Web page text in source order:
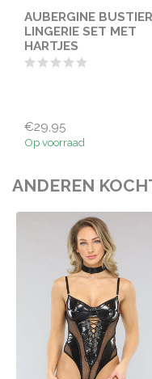
AUBERGINE BUSTIER
LINGERIE SET MET
HARTJES
€29,95
Op voorraad
ANDEREN